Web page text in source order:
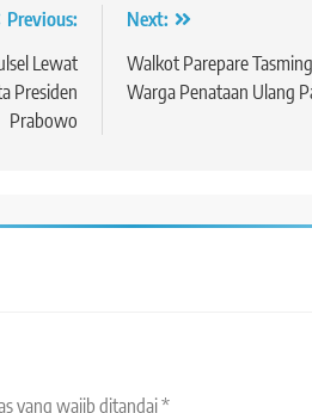
Previous:
Lewat
Presiden
Prabowo
Next:
Walkot Parepare
Warga Penataan Ulang
yang wajib ditandai*